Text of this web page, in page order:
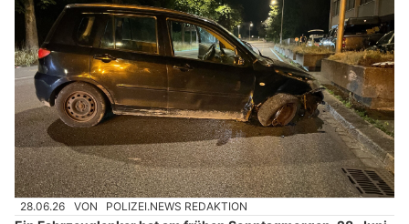
28.06.26 VON POLIZEI.NEWS REDAKTION